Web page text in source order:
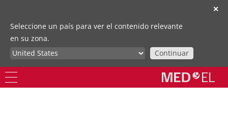
✕
Seleccione un país para ver el contenido relevante
en su zona.
Continuar